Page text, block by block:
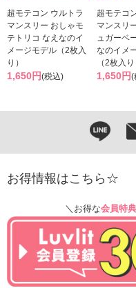
超モテコン ウルトラ
マンスリー おしゃモ
テトリコ なえなのイ
メージモデル（2枚入
り）
1,650円(税込)
超モテコ
マンスリ
ュガーベ
なのイメ
（2枚入り
1,650円(
お得情報はこちら☆
＼お得な会員特典